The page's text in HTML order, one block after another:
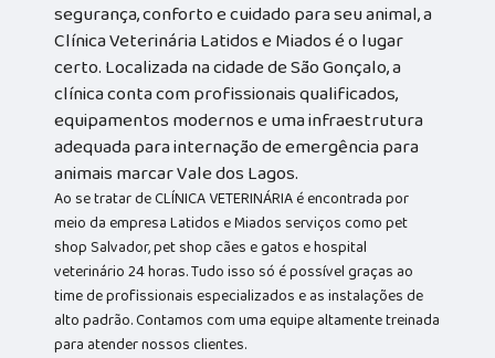
segurança, conforto e cuidado para seu animal, a
Clínica Veterinária Latidos e Miados é o lugar
certo. Localizada na cidade de São Gonçalo, a
clínica conta com profissionais qualificados,
equipamentos modernos e uma infraestrutura
adequada para internação de emergência para
animais marcar Vale dos Lagos.
Ao se tratar de CLÍNICA VETERINÁRIA é encontrada por
meio da empresa Latidos e Miados serviços como pet
shop Salvador, pet shop cães e gatos e hospital
veterinário 24 horas. Tudo isso só é possível graças ao
time de profissionais especializados e as instalações de
alto padrão. Contamos com uma equipe altamente treinada
para atender nossos clientes.